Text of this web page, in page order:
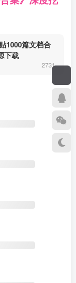
1000篇文档合
下载
2731